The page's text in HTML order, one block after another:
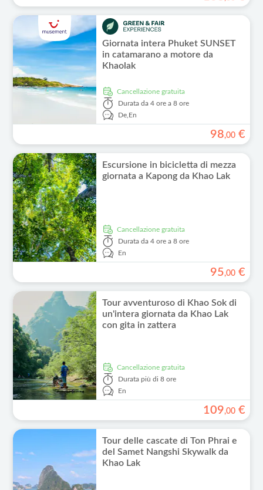
Giornata intera Phuket SUNSET
in catamarano a motore da
Khaolak
Cancellazione gratuita
Durata da 4 ore a 8 ore
De,En
98,00 €
Escursione in bicicletta di mezza
giornata a Kapong da Khao Lak
Cancellazione gratuita
Durata da 4 ore a 8 ore
En
95,00 €
Tour avventuroso di Khao Sok di
un'intera giornata da Khao Lak
con gita in zattera
Cancellazione gratuita
Durata più di 8 ore
En
109,00 €
Tour delle cascate di Ton Phrai e
del Samet Nangshi Skywalk da
Khao Lak